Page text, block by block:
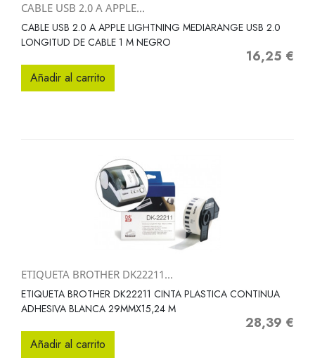
CABLE USB 2.0 A APPLE...
CABLE USB 2.0 A APPLE LIGHTNING MEDIARANGE USB 2.0
LONGITUD DE CABLE 1 M NEGRO
Precio
16,25 €
Añadir al carrito
ETIQUETA BROTHER DK22211...
ETIQUETA BROTHER DK22211 CINTA PLASTICA CONTINUA
ADHESIVA BLANCA 29MMX15,24 M
Precio
28,39 €
Añadir al carrito